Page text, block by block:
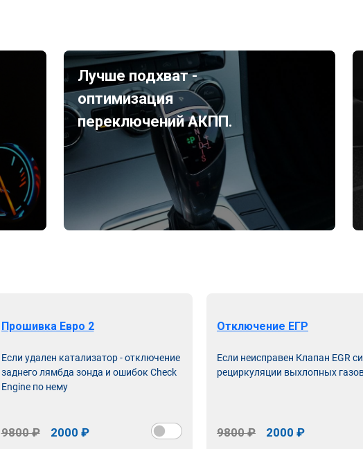
Лучше подхват -
оптимизация
переключений АКПП.
Прошивка Евро 2
Если удален катализатор - отключение
заднего лямбда зонда и ошибок Check
Engine по нему
9800 ₽ 2000 ₽
Отключение ЕГР
Если неисправен Клапан EGR
рециркуляции выхлопных
9800 ₽ 2000 ₽